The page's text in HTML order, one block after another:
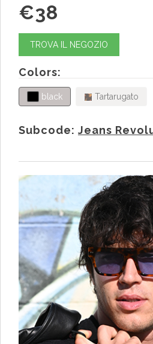
€38
TROVA IL NEGOZIO
Colors:
black Tartarugato
Subcode: Jeans